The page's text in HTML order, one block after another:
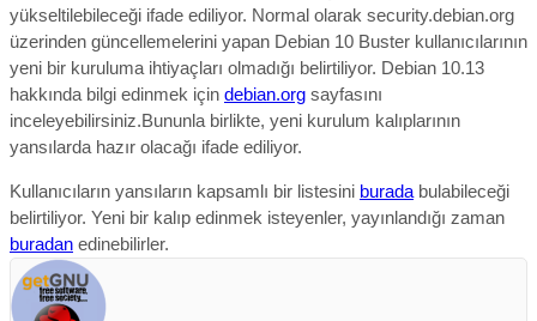
yükseltilebileceği ifade ediliyor. Normal olarak security.debian.org
üzerinden güncellemelerini yapan Debian 10 Buster kullanıcılarının
yeni bir kuruluma ihtiyaçları olmadığı belirtiliyor. Debian 10.13
hakkında bilgi edinmek için debian.org sayfasını
inceleyebilirsiniz.Bununla birlikte, yeni kurulum kalıplarının
yansılarda hazır olacağı ifade ediliyor.
Kullanıcıların yansıların kapsamlı bir listesini burada bulabileceği
belirtiliyor. Yeni bir kalıp edinmek isteyenler, yayınlandığı zaman
buradan edinebilirler.